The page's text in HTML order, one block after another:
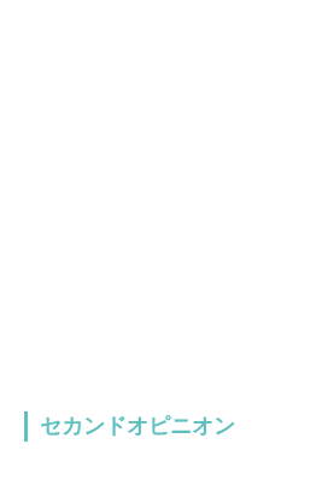
セカンドオピニオン